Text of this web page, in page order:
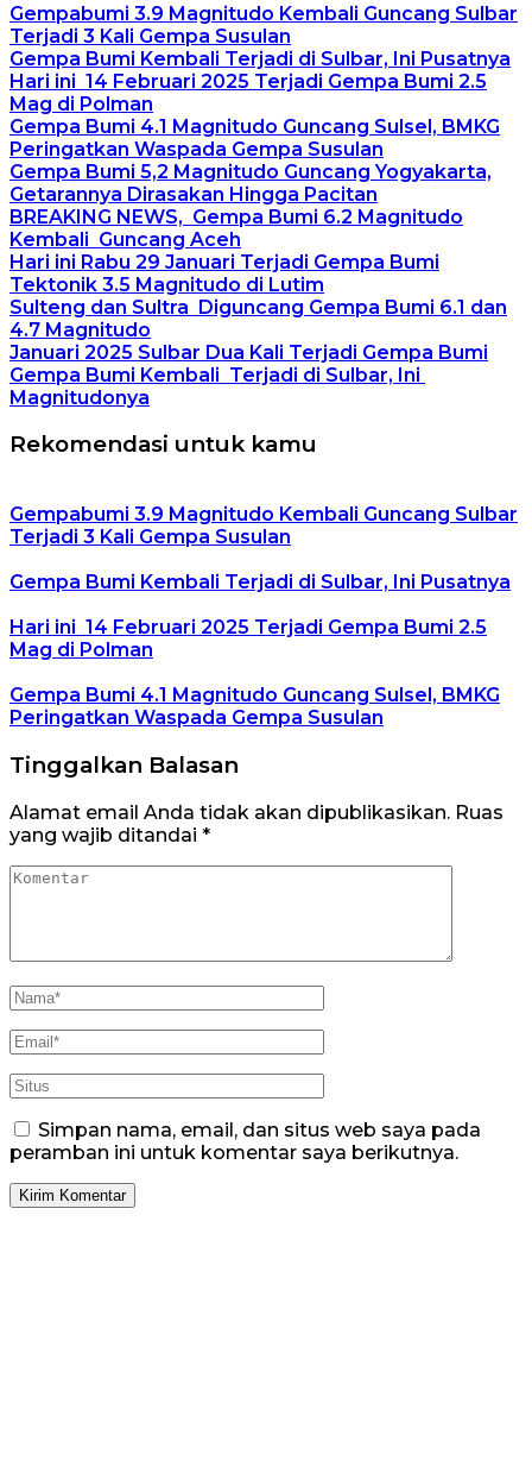
Gempabumi 3.9 Magnitudo Kembali Guncang Sulbar
Terjadi 3 Kali Gempa Susulan
Gempa Bumi Kembali Terjadi di Sulbar, Ini Pusatnya
Hari ini 14 Februari 2025 Terjadi Gempa Bumi 2.5
Mag di Polman
Gempa Bumi 4.1 Magnitudo Guncang Sulsel, BMKG
Peringatkan Waspada Gempa Susulan
Gempa Bumi 5,2 Magnitudo Guncang Yogyakarta,
Getarannya Dirasakan Hingga Pacitan
BREAKING NEWS, Gempa Bumi 6.2 Magnitudo
Kembali Guncang Aceh
Hari ini Rabu 29 Januari Terjadi Gempa Bumi
Tektonik 3.5 Magnitudo di Lutim
Sulteng dan Sultra Diguncang Gempa Bumi 6.1 dan
4.7 Magnitudo
Januari 2025 Sulbar Dua Kali Terjadi Gempa Bumi
Gempa Bumi Kembali Terjadi di Sulbar, Ini
Magnitudonya
Rekomendasi untuk kamu
Gempabumi 3.9 Magnitudo Kembali Guncang Sulbar
Terjadi 3 Kali Gempa Susulan
Gempa Bumi Kembali Terjadi di Sulbar, Ini Pusatnya
Hari ini 14 Februari 2025 Terjadi Gempa Bumi 2.5
Mag di Polman
Gempa Bumi 4.1 Magnitudo Guncang Sulsel, BMKG
Peringatkan Waspada Gempa Susulan
Tinggalkan Balasan
Alamat email Anda tidak akan dipublikasikan. Ruas
yang wajib ditandai *
Simpan nama, email, dan situs web saya pada
peramban ini untuk komentar saya berikutnya.